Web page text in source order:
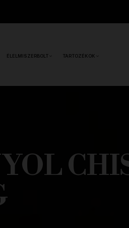
ÉLELMISZERBOLT TARTOZÉKOK